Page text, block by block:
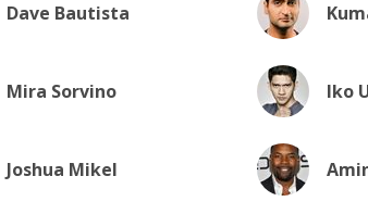
Dave Bautista
Mira Sorvino Iko
Joshua Mikel